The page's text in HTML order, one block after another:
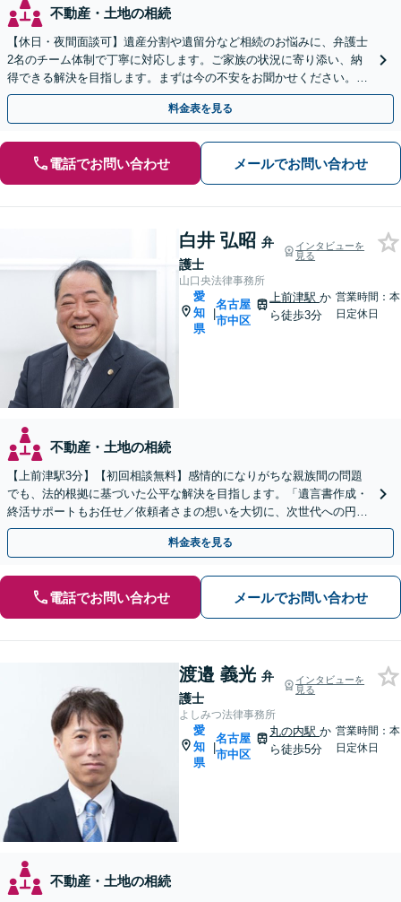
不動産・土地の相続
【休日・夜間面談可】遺産分割や遺留分など相続のお悩みに、弁護士
2名のチーム体制で丁寧に対応します。ご家族の状況に寄り添い、納
得できる解決を目指します。まずは今の不安をお聞かせください。
【メール・WEB相談可】
料金表を見る
電話でお問い合わせ メールでお問い合わせ
白井 弘昭 弁
護士
インタビューを
見る
山口央法律事務所
愛
知
県
|
名古屋
市中区
上前津駅か
ら徒歩3分
営業時間：本
日定休日
不動産・土地の相続
【上前津駅3分】【初回相談無料】感情的になりがちな親族間の問題
でも、法的根拠に基づいた公平な解決を目指します。「遺言書作成・
終活サポートもお任せ／依頼者さまの想いを大切に、次世代への円滑
な財産承継をお手伝いします」【休日・夜間相談可】
料金表を見る
電話でお問い合わせ メールでお問い合わせ
渡邉 義光 弁
護士
インタビューを
見る
よしみつ法律事務所
愛
知
県
|
名古屋
市中区
丸の内駅か
ら徒歩5分
営業時間：本
日定休日
不動産・土地の相続